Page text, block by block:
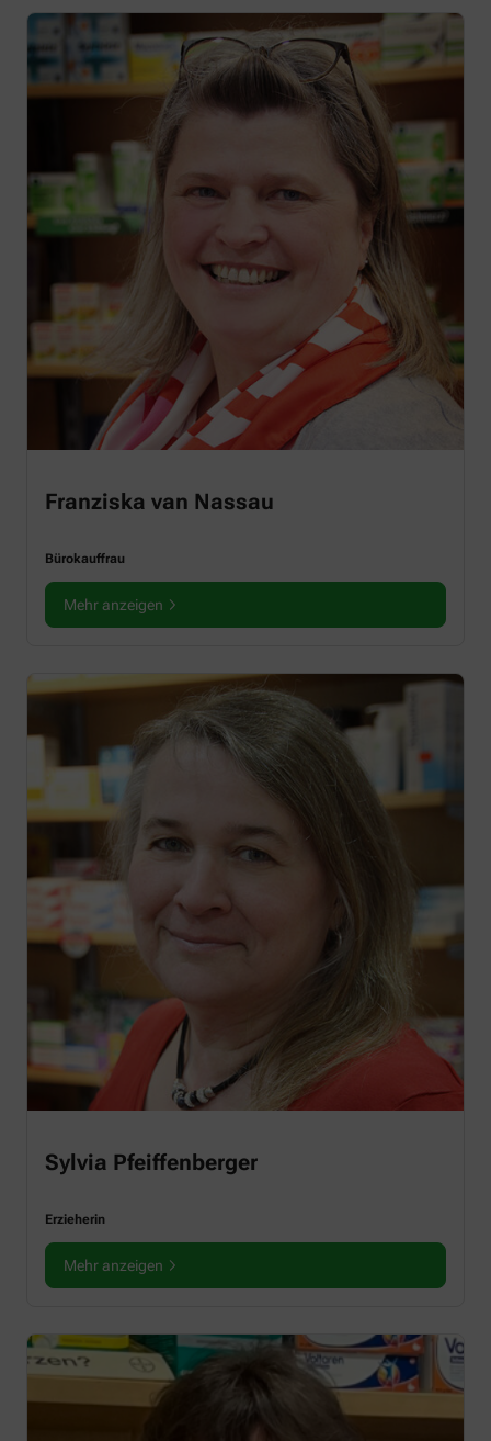
Franziska van Nassau
Bürokauffrau
Mehr anzeigen
Sylvia Pfeiffenberger
Erzieherin
Mehr anzeigen